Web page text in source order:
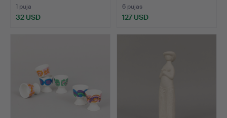
1 puja
32 USD
6 pujas
127 USD